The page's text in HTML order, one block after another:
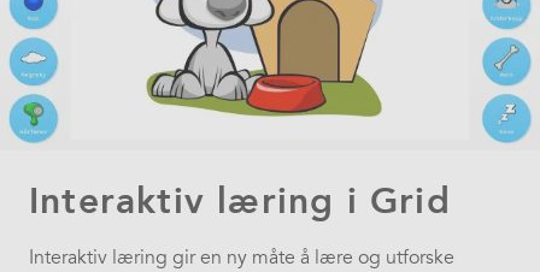
Interaktiv læring i Grid
Interaktiv læring gir en ny måte å lære og utforske